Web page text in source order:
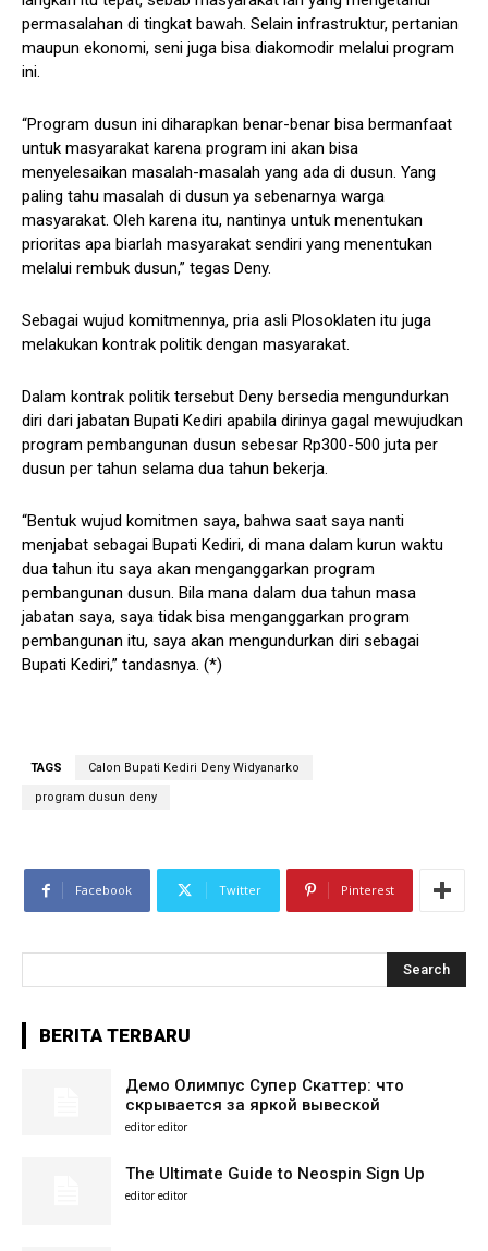
permasalahan di tingkat bawah. Selain infrastruktur, pertanian
maupun ekonomi, seni juga bisa diakomodir melalui program
ini.
“Program dusun ini diharapkan benar-benar bisa bermanfaat
untuk masyarakat karena program ini akan bisa
menyelesaikan masalah-masalah yang ada di dusun. Yang
paling tahu masalah di dusun ya sebenarnya warga
masyarakat. Oleh karena itu, nantinya untuk menentukan
prioritas apa biarlah masyarakat sendiri yang menentukan
melalui rembuk dusun,” tegas Deny.
Sebagai wujud komitmennya, pria asli Plosoklaten itu juga
melakukan kontrak politik dengan masyarakat.
Dalam kontrak politik tersebut Deny bersedia mengundurkan
diri dari jabatan Bupati Kediri apabila dirinya gagal mewujudkan
program pembangunan dusun sebesar Rp300-500 juta per
dusun per tahun selama dua tahun bekerja.
“Bentuk wujud komitmen saya, bahwa saat saya nanti
menjabat sebagai Bupati Kediri, di mana dalam kurun waktu
dua tahun itu saya akan menganggarkan program
pembangunan dusun. Bila mana dalam dua tahun masa
jabatan saya, saya tidak bisa menganggarkan program
pembangunan itu, saya akan mengundurkan diri sebagai
Bupati Kediri,” tandasnya. (*)
TAGS Calon Bupati Kediri Deny Widyanarko
program dusun deny
Facebook Twitter Pinterest
Search
BERITA TERBARU
Демо Олимпус Супер Скаттер: что
скрывается за яркой вывеской
editor editor
The Ultimate Guide to Neospin Sign Up
editor editor